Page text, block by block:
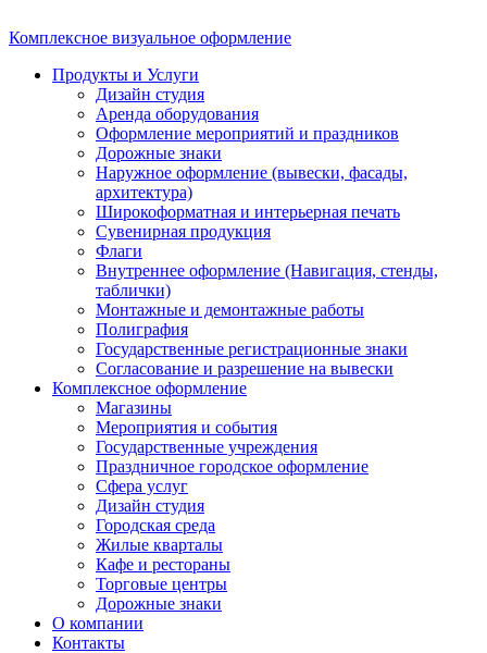
Комплексное визуальное оформление
Продукты и Услуги
Дизайн студия
Аренда оборудования
Оформление мероприятий и праздников
Дорожные знаки
Наружное оформление (вывески, фасады,
архитектура)
Широкоформатная и интерьерная печать
Сувенирная продукция
Флаги
Внутреннее оформление (Навигация, стенды,
таблички)
Монтажные и демонтажные работы
Полиграфия
Государственные регистрационные знаки
Согласование и разрешение на вывески
Комплексное оформление
Магазины
Мероприятия и события
Государственные учреждения
Праздничное городское оформление
Сфера услуг
Дизайн студия
Городская среда
Жилые кварталы
Кафе и рестораны
Торговые центры
Дорожные знаки
О компании
Контакты